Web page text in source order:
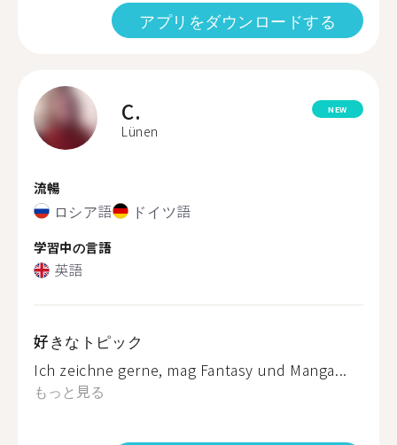
アプリをダウンロードする
C.
Lünen
NEW
流暢
ロシア語 ドイツ語
学習中の言語
英語
好きなトピック
Ich zeichne gerne, mag Fantasy und Manga...
もっと見る